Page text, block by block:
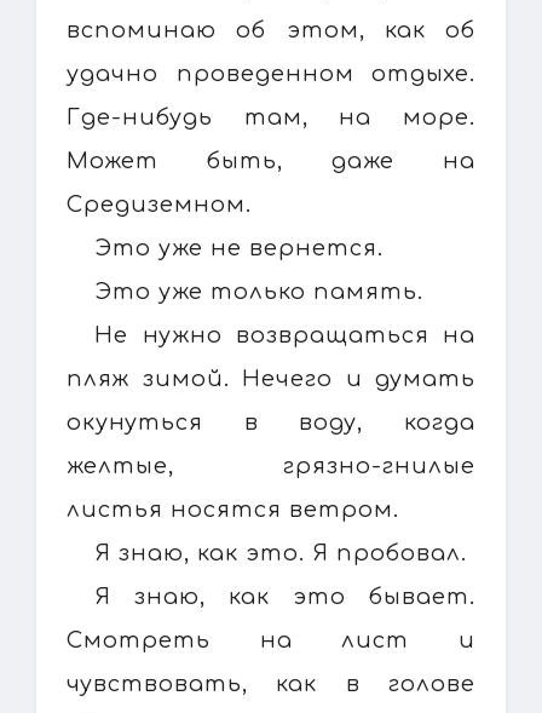
вспоминаю об этом, как об
удачно проведенном отдыхе.
Где-нибудь там, на море.
Может быть, даже на
Средиземном.
Это уже не вернется.
Это уже только память.
Не нужно возвращаться на
пляж зимой. Нечего и думать
окунуться в воду, когда
желтые, грязно-гнилые
листья носятся ветром.
Я знаю, как это. Я пробовал.
Я знаю, как это бывает.
Смотреть на лист и
чувствовать, как в голове